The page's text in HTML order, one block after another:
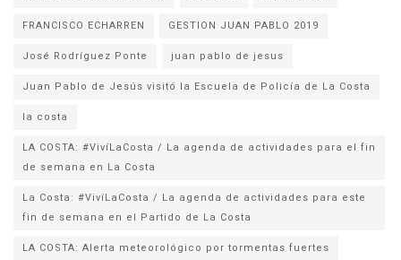
FRANCISCO ECHARREN
GESTION JUAN PABLO 2019
José Rodríguez Ponte
juan pablo de jesus
la costa
LA COSTA: #VivíLaCosta / La agenda de actividades para el fin
de semana en La Costa
La Costa: #VivíLaCosta / La agenda de actividades para este
fin de semana en el Partido de La Costa
LA COSTA: Alerta meteorológico por tormentas fuertes